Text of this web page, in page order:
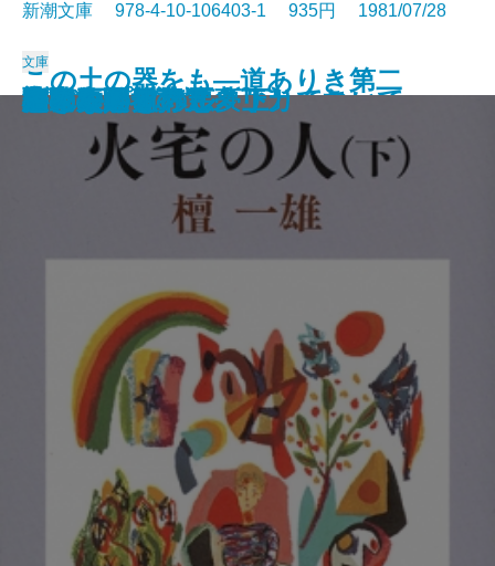
散歩のとき何か食べたくなって
沈黙
彦左衛門外記
エディプスの恋人
聖少女
ブンナよ、木からおりてこい
あんちゃん
この土の器をも―道ありき第二
部 結婚編―
お気に召すまま
火宅の人〔上〕
新潮文庫 978-4-10-106403-1 935円 1981/07/28
文庫
火宅の人〔下〕
だれかさんの悪夢
心に太陽を持て
悲しみの歌
扇野
若き数学者のアメリカ
ケインとアベル〔上〕
ケインとアベル〔下〕
海の史劇
橋のない川 五